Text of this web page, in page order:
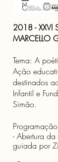
2018 - XXVI
MARCELLO
Tema: A
Ação
destinados
Infantil e
Simão.
- Abertura
guiada por